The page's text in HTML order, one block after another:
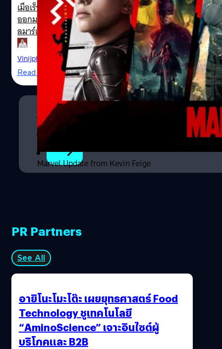
Marvel Update from Kevin Feige
เมื่อเร็ว ๆ นี้ Kevin Feige หัวเรือใหญ่ของ Marvel Studios ได้
ออกมาพูดถึงโพรเจกต์หนังหลายเรื่องในอนาคตของจักรวา
ลมาร์เวลซึ่งน่าสนใจที่จะให้แฟน ๆ ตามอัปเดต (นอกจากข่าว
ว่า Chris Evans จะกลับมารับบทเป็น Captain America อีก
ครั้ง แม้เป็นข่าวที่ออกมาทีหลัง Feige ให้ข่าว แต่เราได้นำเสนอ
ไปก่อนแล้ว) จนถึงตอนนี้ Feige บอกว่า หนังและซีรีส์ขอ
งมาร์เวลได้ถูกวางแผนไว้ล่วงหน้ายาวถึงปี 2026-2027 เลยที
เดียว แต่เขาก็ยังตอบคำถามสื่อแบบกลางไว้ก่อน เหมือนเดิมที่
เคยเป็นมา ก็ไม่ได้เจาะจงมากนัก (ว่าจะทำหนังเรื่องอะไรบ้าง)
พวกเรากำลังคุยกันอย่างหนัก พวกคุณคงจินตนาการออก
และเราก็มีความรู้สึกที่ดีว่า พวกเรากำลังจะเดินไปทางไหนและ
หนังแต่ละเรื่องจะเกิดขึ้นเมื่อไร แต่ยังไม่มีอะไรแน่นอนในตอน
นี้" อย่างไรก็ตาม มาร์เวลก็ยืดหยุ่นพอที่จะเปลี่ยนแปลง
แผนการได้เสมอ (เช่นการต้องสูญเสีย Chadwick Boseman
ในปีที่ผ่านมาซึ่งทำให้มาร์เวลก็ต้องเปลี่ยนบทใหม่หมดของ
Vinijphat Kanyapong | 2029 days ago
Read More
1
2
PR Partners
See All
อายิโนะโมะโต๊ะ เผยยุทธศาสตร์ Food
Technology ชูเทคโนโลยี
“AminoScience” เจาะอินไซต์ผู้
บริโภคและ B2B